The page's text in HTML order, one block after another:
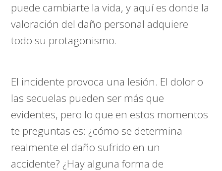
puede cambiarte la vida, y aquí es donde la
valoración del daño personal adquiere
todo su protagonismo.
El incidente provoca una lesión. El dolor o
las secuelas pueden ser más que
evidentes, pero lo que en estos momentos
te preguntas es: ¿cómo se determina
realmente el daño sufrido en un
accidente? ¿Hay alguna forma de